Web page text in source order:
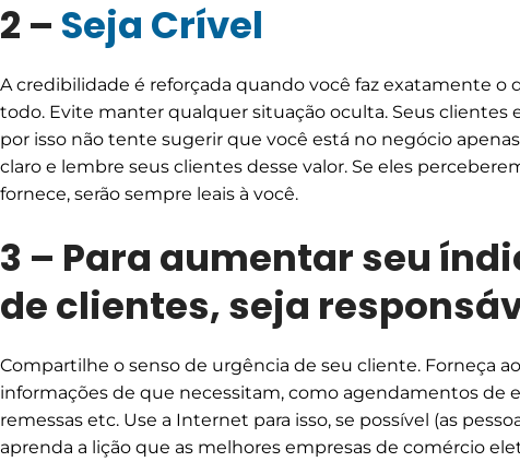
2 – Seja Crível
A credibilidade é reforçada quando você faz exatamente o
todo. Evite manter qualquer situação oculta. Seus clientes
por isso não tente sugerir que você está no negócio
claro e lembre seus clientes desse valor. Se eles
fornece, serão sempre leais à você.
3 – Para aumentar seu
de clientes, seja
Compartilhe o senso de urgência de seu cliente. Forneça
informações de que necessitam, como agendamentos de
remessas etc. Use a Internet para isso, se possível (as
aprenda a lição que as melhores empresas de comércio